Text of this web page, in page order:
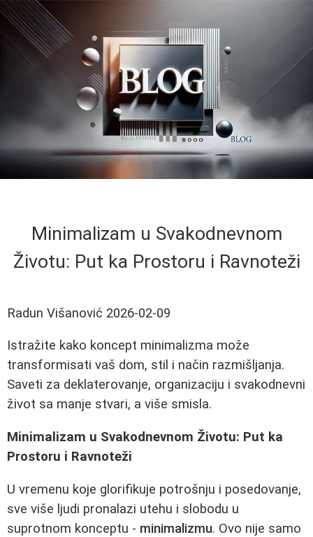
Minimalizam u Svakodnevnom
Životu: Put ka Prostoru i Ravnoteži
Radun Višanović 2026-02-09
Istražite kako koncept minimalizma može
transformisati vaš dom, stil i način razmišljanja.
Saveti za deklaterovanje, organizaciju i svakodnevni
život sa manje stvari, a više smisla.
Minimalizam u Svakodnevnom Životu: Put ka
Prostoru i Ravnoteži
U vremenu koje glorifikuje potrošnju i posedovanje,
sve više ljudi pronalazi utehu i slobodu u
suprotnom konceptu - minimalizmu. Ovo nije samo